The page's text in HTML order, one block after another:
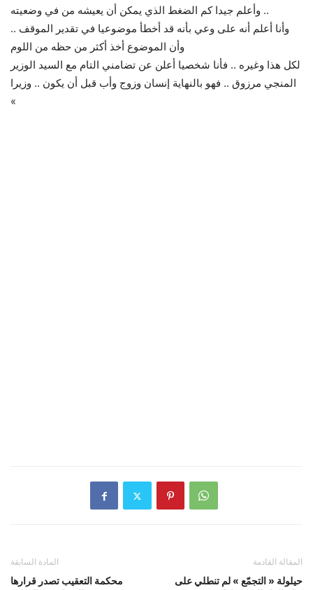
وأعلم جيدا كم الضغط الذي يمكن أن يعيشه من في وضعيته ..
وأنا أعلم أنه على وعي بأنه قد أخطأ موضوعيا في تقدير الموقف ..
وأن الموضوع أخذ أكثر من حظه من اللوم
لكل هذا وغيره .. فأنا شخصيا أعلن عن تضامني التام مع السيد الوزير
المنجي مرزوق .. فهو بالنهاية إنسان وزوج وأب قبل أن يكون .. وزيرا
«
المادة السابقة
محكمة التعقيب تصدر قرارها
المقالة القادمة
حيلولة « التجمّع » لم تنطلي على